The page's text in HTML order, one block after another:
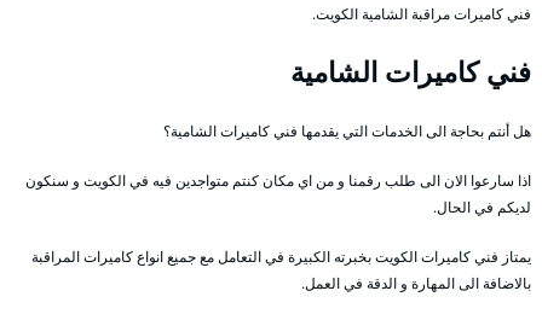
فني كاميرات مراقبة الشامية الكويت.
فني كاميرات الشامية
هل أنتم بحاجة الى الخدمات التي يقدمها فني كاميرات الشامية؟
اذا سارعوا الان الى طلب رقمنا و من اي مكان كنتم متواجدين فيه في الكويت و سنكون
لديكم في الحال.
يمتاز فني كاميرات الكويت بخبرته الكبيرة في التعامل مع جميع انواع كاميرات المراقبة
بالاضافة الى المهارة و الدقة في العمل.